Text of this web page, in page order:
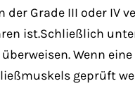
Grade III oder IV
ist.Schließlich
Wenn
geprüft